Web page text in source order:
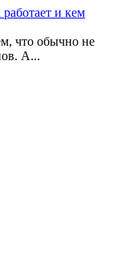
и кем
что обычно не
А...